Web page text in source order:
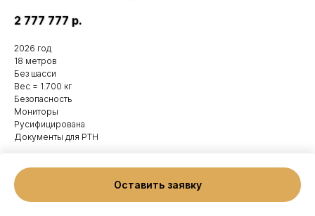
2 777 777 р.
Оставить заявку
2026 год
18 метров
Без шасси
Вес = 1.700 кг
Безопасность
Мониторы
Русифицирована
Документы для РТН